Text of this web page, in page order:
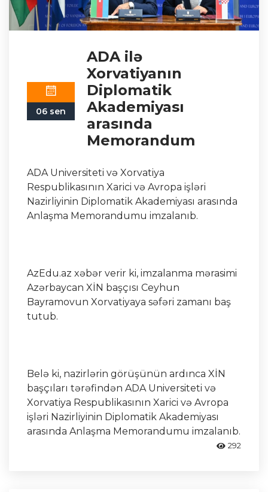
06 sen
ADA ilə
Xorvatiyanın
Diplomatik
Akademiyası
arasında
Memorandum
ADA Universiteti və Xorvatiya
Respublikasının Xarici və Avropa işləri
Nazirliyinin Diplomatik Akademiyası arasında
Anlaşma Memorandumu imzalanıb.
AzEdu.az xəbər verir ki, imzalanma mərasimi
Azərbaycan XİN başçısı Ceyhun
Bayramovun Xorvatiyaya səfəri zamanı baş
tutub.
Belə ki, nazirlərin görüşünün ardınca XİN
başçıları tərəfindən ADA Universiteti və
Xorvatiya Respublikasının Xarici və Avropa
işləri Nazirliyinin Diplomatik Akademiyası
arasında Anlaşma Memorandumu imzalanıb.
292